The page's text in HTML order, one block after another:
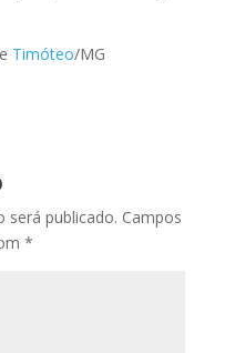
Timóteo/MG
será publicado. Campos
*